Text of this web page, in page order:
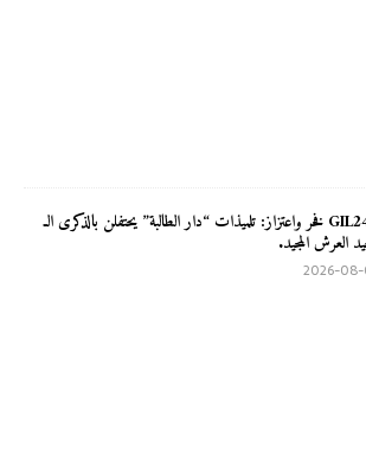
GIL24-TV فخر واعتزاز: تلميذات “دار الطالبة” يحتفلن بالذكرى الـ
2026-08-